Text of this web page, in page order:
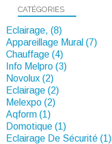
CATÉGORIES
Eclairage, (8)
Appareillage Mural (7)
Chauffage (4)
Info Melpro (3)
Novolux (2)
Eclairage (2)
Melexpo (2)
Aqform (1)
Domotique (1)
Eclairage De Sécurité (1)